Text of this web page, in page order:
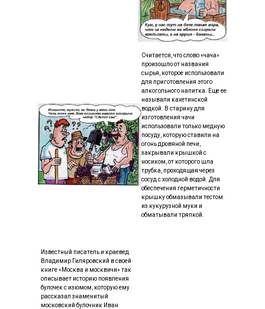
Считается, что слово «чача»
произошло от названия
сырья, которое использовали
для приготовления этого
алкогольного напитка. Еще ее
называли кахетинской
водкой. В старину для
изготовления чачи
использовали только медную
посуду, которую ставили на
огонь дровяной печи,
закрывали крышкой с
носиком, от которого шла
трубка, проходящая через
сосуд с холодной водой. Для
обеспечения герметичности
крышку обмазывали тестом
из кукурузной муки и
обматывали тряпкой.
Известный писатель и краевед
Владимир Гиляровский в своей
книге «Москва и москвичи» так
описывает историю появления
булочек с изюмом, которую ему
рассказал знаменитый
московский булочник Иван